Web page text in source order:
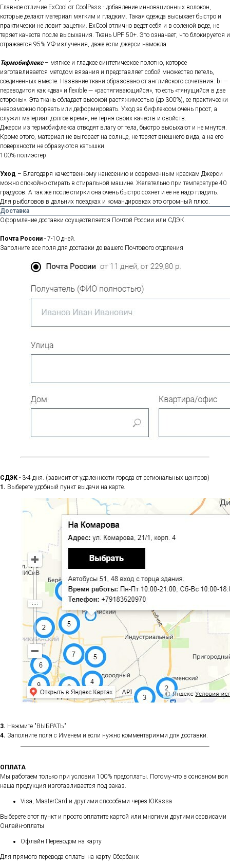
Главное отличие ExCool от CoolPass - добавление инновационных волокон,
которые делают материал мягким и гладким. Такая одежда высыхает быстро и
практически не ловит зацепки. ExCool отлично ведет себя и в соленой воде, не
теряет качеств после высыхания. Ткань UPF 50+. Это означает, что блокируется и
отражается 95% УФ-излучения, даже если джерси намокла.
Термобифлекс– мягкое и гладкое синтетическое полотно, которое
изготавливается методом вязания и представляет собой множество петель,
соединенных вместе. Название ткани образовано от английского сочетания: bi —
переводится как «два» и flexible — «растягивающийся», то есть «тянущийся в две
стороны». Эта ткань обладает высокой растяжимостью (до 300%), ее практически
невозможно порвать или деформировать. Уход за бифлексом очень прост, а
служит материал долгое время, не теряя своих качеств и свойств.
Джерси из термобифлекса отводят влагу от тела, быстро высыхают и не мнутся.
Кроме этого, материал не выгорает на солнце, не теряет внешнего вида, а на его
поверхности не образуются катышки.
100% полиэстер.
Уход – Благодаря качественному нанесению и современным краскам Джерси
можно спокойно стирать в стиральной машине. Желательно при температуре 40
градусов. А так же после стирки она очень быстро сохнет и ее не надо гладить.
Для рыболовов в дальних поездках и командировках это огромный плюс.
Доставка
Оформление доставки осуществляется Почтой России или СДЭК.
Почта России - 7-10 дней.
Заполните все поля для доставки до вашего Почтового отделения
СДЭК - 3-4 дня. (зависит от удаленности города от региональных центров)
1. Выберете удобный пункт выдачи на карте.
3. Нажмите "ВЫБРАТЬ"
4. Заполните поля с Именем и если нужно комментариями для доставки.
ОПЛАТА
Мы работаем только при условии 100% предоплаты. Потому-что в основном вся
наша продукция изготавливается под заказ.
Visa, MasterCard и другими способами через ЮKassa
Выберете этот пункт и просто оплатите картой или многими другими сервисами
Онлайн-оплаты
Офлайн Переводом на карту
Для прямого перевода оплаты на карту Сбербанк